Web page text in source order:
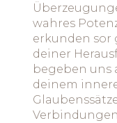
wahres
erkunden sor
deiner
begeben uns
deinem